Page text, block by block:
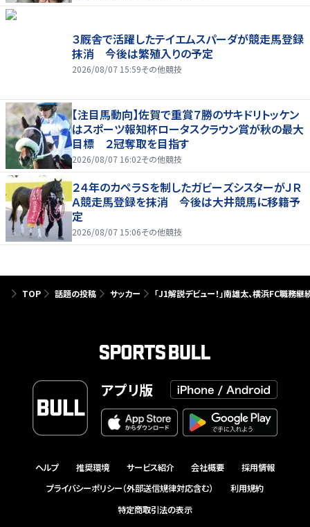
３厩舎で活躍したテイエムスパーダが競走馬登録
抹消 今後は繁殖入りの予定
2026/08/07 15:59その他競技
【注目馬動向】佐賀で重賞７勝のサキドリトッケン
はスポーツ報知杯ロータスクラウン賞が秋の最大
目標 ２冠奪取を目指す
2026/08/07 16:02その他競技
２４年のカペラＳを制したガビーズシスターがＪＲ
Ａ競走馬登録を抹消 今後は大井競馬に移籍予
定
2026/08/07 15:06その他競技
TOP 話題の投稿 サッカー 「J1解説デビュー！」南雄太、横浜FC職務
アプリ版
ヘルプ 推奨環境 サービス紹介 会社概要
採用情報
プライバシーポリシー（外部送信規律対応含む）
利用規約
特定商取引法の表示